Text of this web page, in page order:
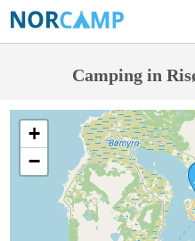
Camping in
+
−